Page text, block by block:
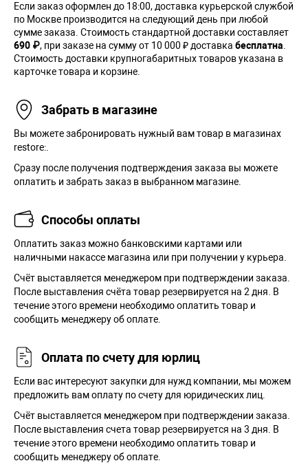
Если заказ оформлен до 18:00, доставка курьерской службой
по Москве производится на следующий день при любой
сумме заказа. Cтоимость стандартной доставки составляет
690 ₽, при заказе на сумму от 10 000 ₽ доставка бесплатна
Стоимость доставки крупногабаритных товаров указана в
карточке товара и корзине.
Забрать в магазине
Вы можете забронировать нужный вам товар в магазинах
restore:.
Сразу после получения подтверждения заказа вы можете
оплатить и забрать заказ в выбранном магазине.
Способы оплаты
Оплатить заказ можно банковскими картами или
наличными накассе магазина или при получении у курьера.
Cчёт выставляется менеджером при подтверждении заказа.
После выставления счёта товар резервируется на 2 дня. В
течение этого времени необходимо оплатить товар и
сообщить менеджеру об оплате.
Оплата по счету для юрлиц
Если вас интересуют закупки для нужд компании, мы можем
предложить вам оплату по счету для юридических лиц.
Счёт выставляется менеджером при подтверждении заказа.
После выставления счета товар резервируется на 3 дня. В
течение этого времени необходимо оплатить товар и
сообщить менеджеру об оплате.